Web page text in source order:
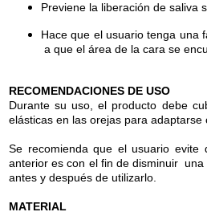
Previene la liberación de saliva
Hace que el usuario tenga una
a que el área de la cara se
RECOMENDACIONES DE USO
Durante su uso, el producto debe
elásticas en las orejas para adaptarse
Se recomienda que el usuario evite
anterior es con el fin de disminuir
antes y después de utilizarlo.
MATERIAL